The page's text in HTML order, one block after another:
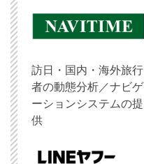
訪日・国内・海外旅行
者の動態分析／ナビゲ
ーションシステムの提
供